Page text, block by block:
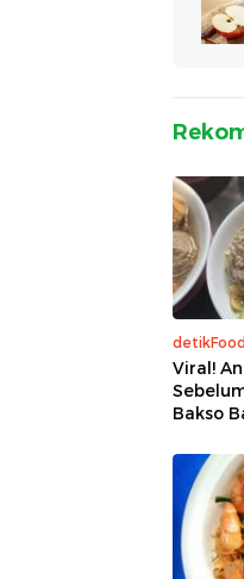
detikFood
Viral!
Bakso